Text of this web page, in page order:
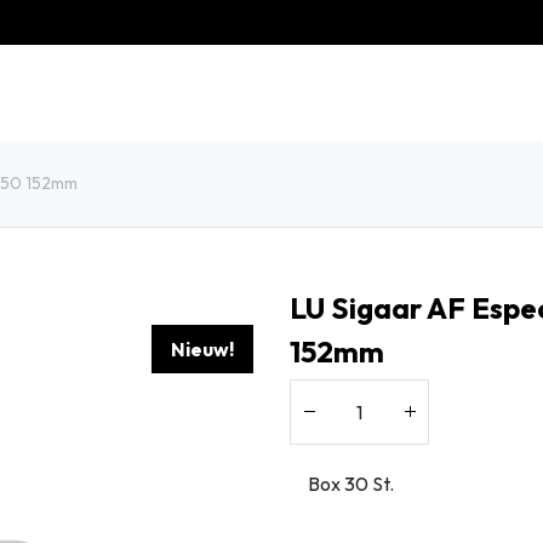
152mm
Nieuw!
LU Sigaar AF
152mm